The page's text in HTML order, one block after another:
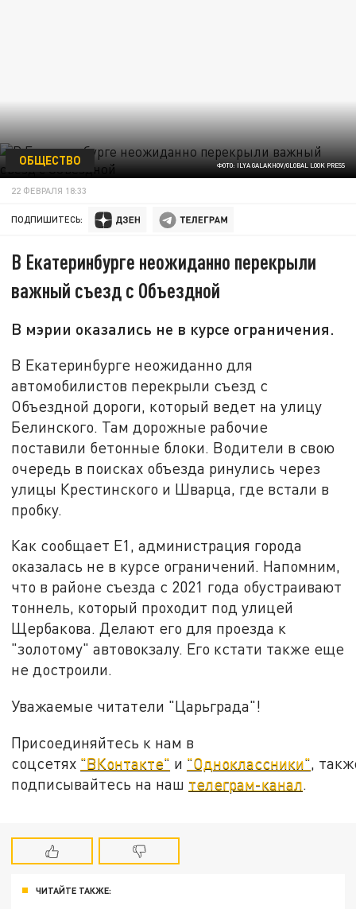
ФОТО: ILYA GALAKHOV/GLOBAL LOOK PRESS
ОБЩЕСТВО
22 ФЕВРАЛЯ 18:33
ПОДПИШИТЕСЬ:
В Екатеринбурге неожиданно перекрыли
важный съезд с Объездной
В мэрии оказались не в курсе ограничения.
В Екатеринбурге неожиданно для
автомобилистов перекрыли съезд с
Объездной дороги, который ведет на улицу
Белинского. Там дорожные рабочие
поставили бетонные блоки. Водители в свою
очередь в поисках объезда ринулись через
улицы Крестинского и Шварца, где встали в
пробку.
Как сообщает Е1, администрация города
оказалась не в курсе ограничений. Напомним,
что в районе съезда с 2021 года обустраивают
тоннель, который проходит под улицей
Щербакова. Делают его для проезда к
"золотому" автовокзалу. Его кстати также еще
не достроили.
Уважаемые читатели "Царьграда"!
Присоединяйтесь к нам в
соцсетях "ВКонтакте" и "Одноклассники",
подписывайтесь на наш телеграм-канал.
ЧИТАЙТЕ ТАКЖЕ: